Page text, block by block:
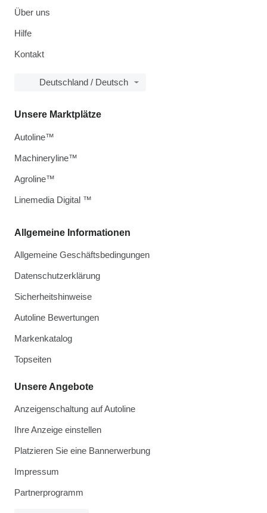
Über uns
Hilfe
Kontakt
Deutschland / Deutsch
Allgemeine Informationen
Allgemeine Geschäftsbedingungen
Datenschutzerklärung
Sicherheitshinweise
Autoline Bewertungen
Markenkatalog
Topseiten
Unsere Angebote
Anzeigenschaltung auf Autoline
Ihre Anzeige einstellen
Platzieren Sie eine Bannerwerbung
Impressum
Partnerprogramm
Unsere Marktplätze
Autoline™
Machineryline™
Agroline™
Linemedia Digital ™